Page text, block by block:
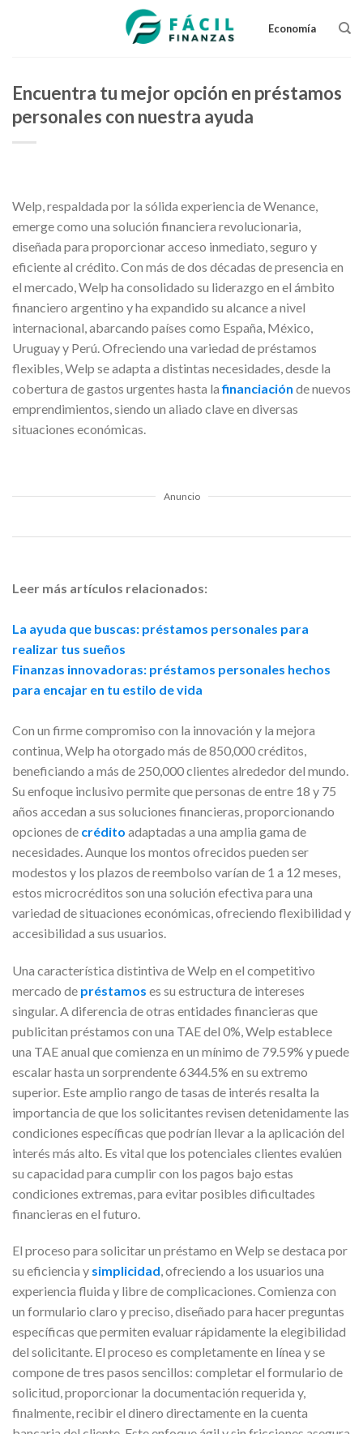
Economía
Encuentra tu mejor opción en préstamos
personales con nuestra ayuda
Welp, respaldada por la sólida experiencia de Wenance,
emerge como una solución financiera revolucionaria,
diseñada para proporcionar acceso inmediato, seguro y
eficiente al crédito. Con más de dos décadas de presencia en
el mercado, Welp ha consolidado su liderazgo en el ámbito
financiero argentino y ha expandido su alcance a nivel
internacional, abarcando países como España, México,
Uruguay y Perú. Ofreciendo una variedad de préstamos
flexibles, Welp se adapta a distintas necesidades, desde la
cobertura de gastos urgentes hasta lafinanciación de nuevos
emprendimientos, siendo un aliado clave en diversas
situaciones económicas.
Anuncio
Leer más artículos relacionados:
La ayuda que buscas: préstamos personales para
realizar tus sueños
Finanzas innovadoras: préstamos personales hechos
para encajar en tu estilo de vida
Con un firme compromiso con la innovación y la mejora
continua, Welp ha otorgado más de 850,000 créditos,
beneficiando a más de 250,000 clientes alrededor del mundo.
Su enfoque inclusivo permite que personas de entre 18 y 75
años accedan a sus soluciones financieras, proporcionando
opciones de crédito adaptadas a una amplia gama de
necesidades. Aunque los montos ofrecidos pueden ser
modestos y los plazos de reembolso varían de 1 a 12 meses,
estos microcréditos son una solución efectiva para una
variedad de situaciones económicas, ofreciendo flexibilidad y
accesibilidad a sus usuarios.
Una característica distintiva de Welp en el competitivo
mercado de préstamos es su estructura de intereses
singular. A diferencia de otras entidades financieras que
publicitan préstamos con una TAE del 0%, Welp establece
una TAE anual que comienza en un mínimo de 79.59% y puede
escalar hasta un sorprendente 6344.5% en su extremo
superior. Este amplio rango de tasas de interés resalta la
importancia de que los solicitantes revisen detenidamente las
condiciones específicas que podrían llevar a la aplicación del
interés más alto. Es vital que los potenciales clientes evalúen
su capacidad para cumplir con los pagos bajo estas
condiciones extremas, para evitar posibles dificultades
financieras en el futuro.
El proceso para solicitar un préstamo en Welp se destaca por
su eficiencia y simplicidad, ofreciendo a los usuarios una
experiencia fluida y libre de complicaciones. Comienza con
un formulario claro y preciso, diseñado para hacer preguntas
específicas que permiten evaluar rápidamente la elegibilidad
del solicitante. El proceso es completamente en línea y se
compone de tres pasos sencillos: completar el formulario de
solicitud, proporcionar la documentación requerida y,
finalmente, recibir el dinero directamente en la cuenta